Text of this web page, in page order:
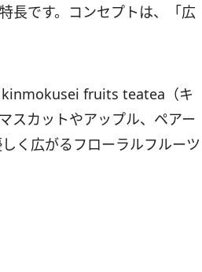
長です。コンセプトは、「広
fruits teatea（キ
スカットやアップル、ペアー
く広がるフローラルフルーツ